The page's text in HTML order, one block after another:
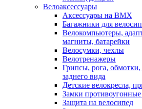
Велоаксессуары
Аксессуары на BMX
Багажники для
Велокомпьютеры,
магниты, батарейки
Велосумки, чехлы
Велотренажеры
Грипсы, рога, обмотки,
заднего вида
Детские велокресла,
Замки противоугонные
Защита на велосипед